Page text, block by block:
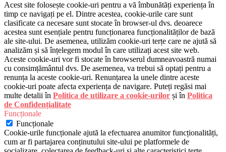
Acest site folosește cookie-uri pentru a vă îmbunătăți experiența în
timp ce navigați pe el. Dintre acestea, cookie-urile care sunt
clasificate ca necesare sunt stocate în browser-ul dvs. deoarece
acestea sunt esențiale pentru funcționarea funcționalităților de bază
ale site-ului. De asemenea, utilizăm cookie-uri terțe care ne ajută să
analizăm și să înțelegem modul în care utilizați acest site web.
Aceste cookie-uri vor fi stocate în browserul dumneavoastră numai
cu consimțământul dvs. De asemenea, va trebui să optați pentru a
renunța la aceste cookie-uri. Renunțarea la unele dintre aceste
cookie-uri poate afecta experiența de navigare. Puteți regăsi mai
multe detalii în Politica de utilizare a cookie-urilor și în Politica
de Confidențialitate
Funcționale
Funcționale
Cookie-urile funcționale ajută la efectuarea anumitor funcționalități,
cum ar fi partajarea conținutului site-ului pe platformele de